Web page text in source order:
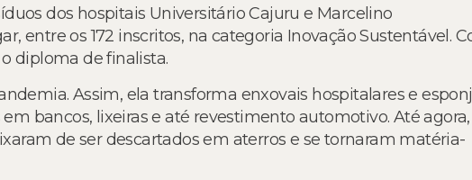
dos hospitais Universitário Cajuru e Marcelino
entre os 172 inscritos, na categoria Inovação Sustentável.
o diploma de finalista.
Assim, ela transforma enxovais hospitalares e
bancos, lixeiras e até revestimento automotivo. Até agora,
de ser descartados em aterros e se tornaram matéria-